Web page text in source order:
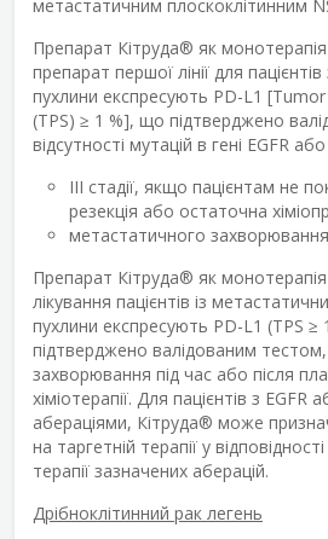
метастатичним плоскоклітинним
Препарат Кітруда® як
препарат першої лінії для
пухлини експресують PD-L1
(TPS) ≥ 1 %], що підтверджено
відсутності мутацій в гені EGFR
III стадії, якщо пацієнтам не
резекція або остаточна
метастатичного
Препарат Кітруда® як
лікування пацієнтів із
пухлини експресують PD-L1 (TPS
підтверджено валідованим тестом,
захворювання під час або після
хіміотерапії. Для пацієнтів з
абераціями, Кітруда® може
на таргетній терапії у
терапії зазначених аберацій.
Дрібноклітинний рак легень